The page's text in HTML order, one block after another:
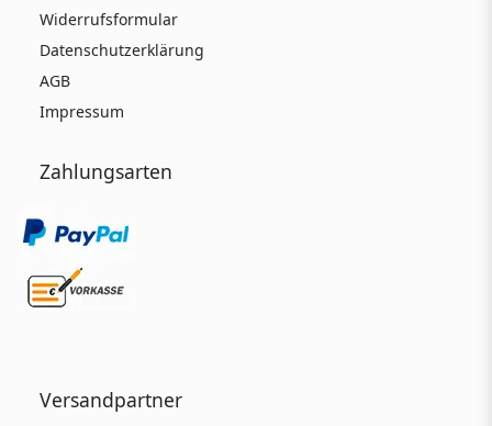
Widerrufsformular
Datenschutzerklärung
AGB
Impressum
Zahlungsarten
Versandpartner